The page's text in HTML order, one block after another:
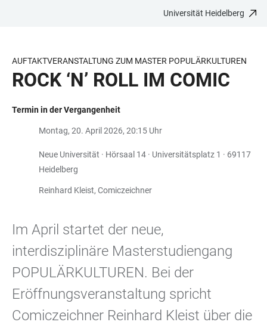
BARRIEREFREIHEIT
Universität Heidelberg
AUFTAKTVERANSTALTUNG ZUM MASTER POPULÄRKULTUREN
ROCK ‘N’ ROLL IM COMIC
Termin in der Vergangenheit
Montag, 20. April 2026, 20:15 Uhr
Neue Universität · Hörsaal 14 · Universitätsplatz 1 · 69117
Heidelberg
Reinhard Kleist, Comiczeichner
Im April startet der neue,
interdisziplinäre Masterstudiengang
POPULÄRKULTUREN. Bei der
Eröffnungsveranstaltung spricht
Comiczeichner Reinhard Kleist über die